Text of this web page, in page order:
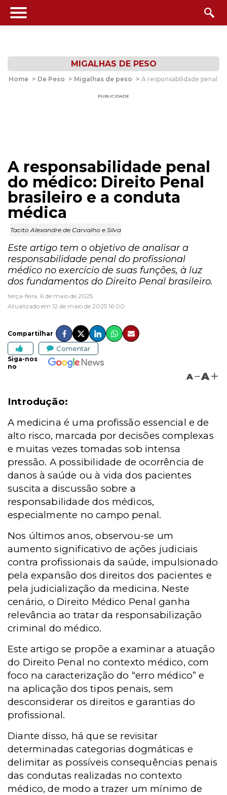
MIGALHAS DE PESO
Home > De Peso > Migalhas de peso > A responsabilidade penal
PUBLICIDADE
A responsabilidade penal
do médico: Direito Penal
brasileiro e a conduta
médica
Tacito Alexandre de Carvalho e Silva
Este artigo tem o objetivo de analisar a
responsabilidade penal do profissional
médico no exercício de suas funções, à luz
dos fundamentos do Direito Penal brasileiro.
terça-feira, 6 de maio de 2025
Atualizado em 12 de maio de 2025 16:00
Compartilhar
Comentar
Siga-nos
no
A A
Introdução:
A medicina é uma profissão essencial e de
alto risco, marcada por decisões complexas
e muitas vezes tomadas sob intensa
pressão. A possibilidade de ocorrência de
danos à saúde ou à vida dos pacientes
suscita a discussão sobre a
responsabilidade dos médicos,
especialmente no campo penal.
Nos últimos anos, observou-se um
aumento significativo de ações judiciais
contra profissionais da saúde, impulsionado
pela expansão dos direitos dos pacientes e
pela judicialização da medicina. Neste
cenário, o Direito Médico Penal ganha
relevância ao tratar da responsabilização
criminal do médico.
Este artigo se propõe a examinar a atuação
do Direito Penal no contexto médico, com
foco na caracterização do “erro médico” e
na aplicação dos tipos penais, sem
desconsiderar os direitos e garantias do
profissional.
Diante disso, há que se revisitar
determinadas categorias dogmáticas e
delimitar as possíveis consequências penais
das condutas realizadas no contexto
médico, de modo a trazer um mínimo de